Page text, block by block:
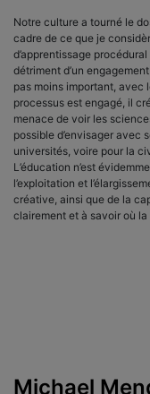
Notre culture a tourné le
cadre de ce que je
d’apprentissage
détriment d’un
pas moins important, avec
processus est engagé, il
menace de voir les
possible d’envisager avec
universités, voire pour la
L’éducation n’est
l’exploitation et
créative, ainsi que de la
clairement et à savoir où
Michael